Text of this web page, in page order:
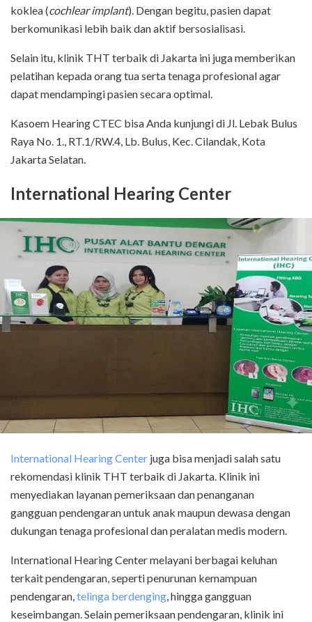
koklea (cochlear implant). Dengan begitu, pasien dapat
berkomunikasi lebih baik dan aktif bersosialisasi.
Selain itu, klinik THT terbaik di Jakarta ini juga memberikan
pelatihan kepada orang tua serta tenaga profesional agar
dapat mendampingi pasien secara optimal.
Kasoem Hearing CTEC bisa Anda kunjungi di Jl. Lebak Bulus
Raya No. 1., RT.1/RW.4, Lb. Bulus, Kec. Cilandak, Kota
Jakarta Selatan.
International Hearing Center
International Hearing Center juga bisa menjadi salah satu
rekomendasi klinik THT terbaik di Jakarta. Klinik ini
menyediakan layanan pemeriksaan dan penanganan
gangguan pendengaran untuk anak maupun dewasa dengan
dukungan tenaga profesional dan peralatan medis modern.
International Hearing Center melayani berbagai keluhan
terkait pendengaran, seperti penurunan kemampuan
pendengaran,telinga berdenging, hingga gangguan
keseimbangan. Selain pemeriksaan pendengaran, klinik ini